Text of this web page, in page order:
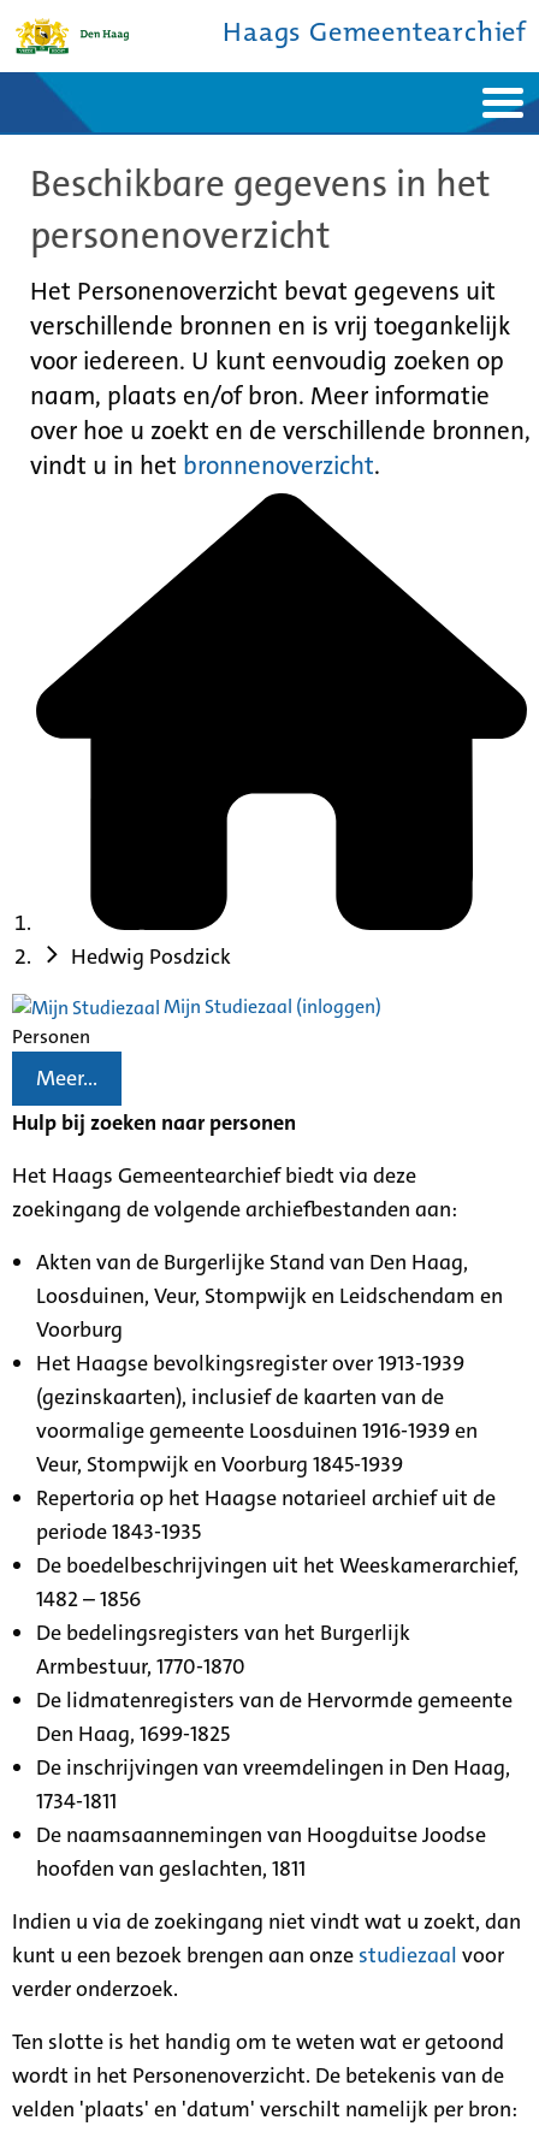
Haags Gemeentearchief
Ontdek de stad
De studiezaal
Bronnen en collecties
Contact
Beschikbare gegevens in het
personenoverzicht
Het Personenoverzicht bevat gegevens uit
verschillende bronnen en is vrij toegankelijk
voor iedereen. U kunt eenvoudig zoeken op
naam, plaats en/of bron. Meer informatie
over hoe u zoekt en de verschillende bronnen,
vindt u in het bronnenoverzicht.
Hedwig Posdzick
Mijn Studiezaal (inloggen)
Personen
Meer...
Hulp bij zoeken naar personen
Het Haags Gemeentearchief biedt via deze
zoekingang de volgende archiefbestanden aan:
Akten van de Burgerlijke Stand van Den Haag,
Loosduinen, Veur, Stompwijk en Leidschendam en
Voorburg
Het Haagse bevolkingsregister over 1913-1939
(gezinskaarten), inclusief de kaarten van de
voormalige gemeente Loosduinen 1916-1939 en
Veur, Stompwijk en Voorburg 1845-1939
Repertoria op het Haagse notarieel archief uit de
periode 1843-1935
De boedelbeschrijvingen uit het Weeskamerarchief,
1482 – 1856
De bedelingsregisters van het Burgerlijk
Armbestuur, 1770-1870
De lidmatenregisters van de Hervormde gemeente
Den Haag, 1699-1825
De inschrijvingen van vreemdelingen in Den Haag,
1734-1811
De naamsaannemingen van Hoogduitse Joodse
hoofden van geslachten, 1811
Indien u via de zoekingang niet vindt wat u zoekt, dan
kunt u een bezoek brengen aan onze studiezaal voor
verder onderzoek.
Ten slotte is het handig om te weten wat er getoond
wordt in het Personenoverzicht. De betekenis van de
velden 'plaats' en 'datum' verschilt namelijk per bron: